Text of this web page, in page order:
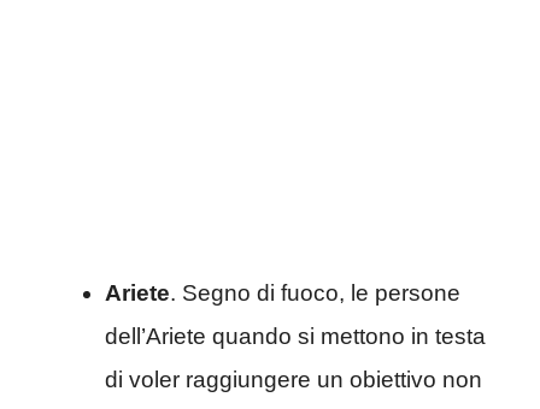
Ariete. Segno di fuoco, le persone
dell’Ariete quando si mettono in testa
di voler raggiungere un obiettivo non